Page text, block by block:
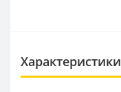
Характеристики